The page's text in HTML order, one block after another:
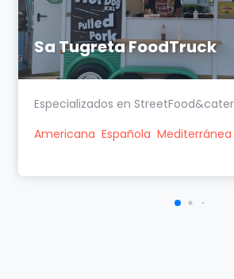
Sa Tugreta FoodTruck
Especializados en
Americana Española Mediterránea